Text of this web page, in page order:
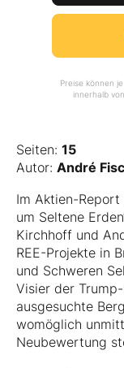
Preise können
innerhalb
Seiten: 15
Autor: André
Im Aktien-Report
um Seltene
Kirchhoff und
REE-Projekte in
und Schweren
Visier der
ausgesuchte
womöglich
Neubewertung